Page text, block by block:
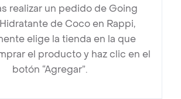
realizar un pedido de Going
de Coco en Rappi,
elige la tienda en la que
el producto y haz clic en el
botón “Agregar”.